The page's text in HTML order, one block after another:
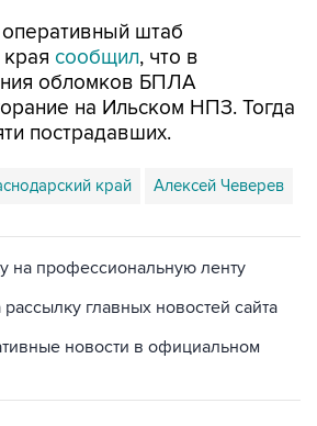
штаб
сообщил, что в
обломков БПЛА
на Ильском НПЗ. Тогда
пострадавших.
край Алексей Чеверев
на профессиональную ленту
главных новостей сайта
новости в официальном